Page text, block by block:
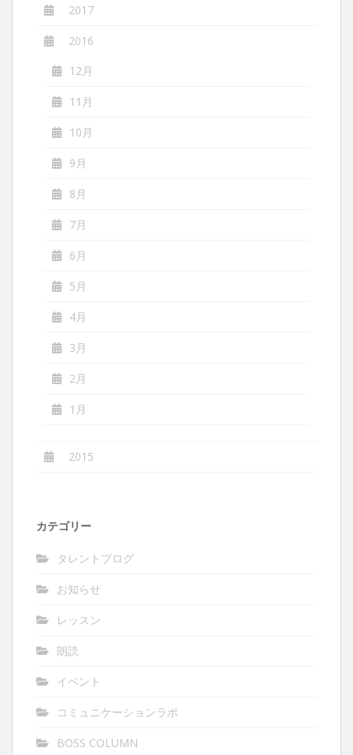
2017
2016
12月
11月
10月
9月
8月
7月
6月
5月
4月
3月
2月
1月
2015
カテゴリー
タレントブログ
お知らせ
レッスン
朗読
イベント
コミュニケーションラボ
BOSS COLUMN